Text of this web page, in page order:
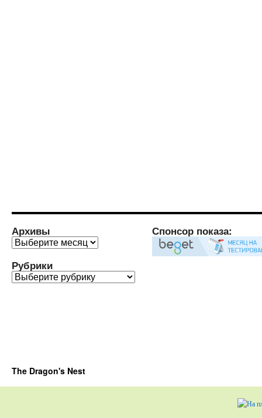
Архивы
Архивы
Рубрики
Рубрики
Спонсор показа:
The Dragon's Nest